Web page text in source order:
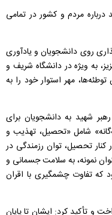
درباره مردم و کشور در تمامی
روی دانشجویان و یادآوری
به‌ ویژه در دانشگاه شریف و
توطئه‌ها، مهر استوار خود را به
شهید به دانشجویان برای
شامل «تحصیل، تهذیب و
کنار تحصیل، توان رزمندگی در
نمونه، به سلامت جسمانی و
سالگی اشاره نمود که تفاوت چشمگیری با اقران
و تأکید کرد: ایشان تا پایان